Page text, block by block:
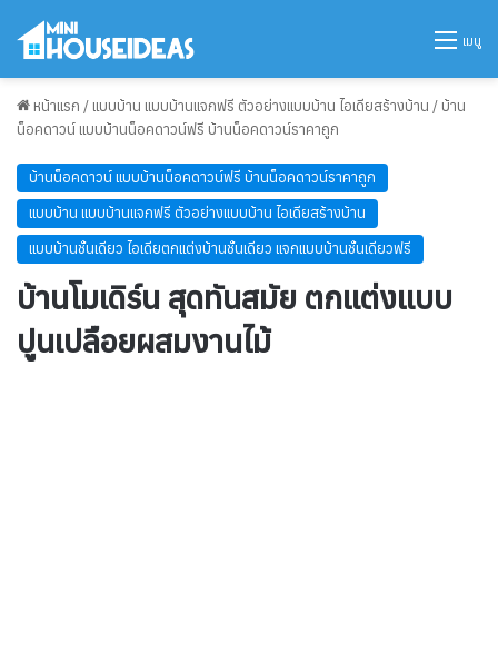
เมนู
หน้าแรก / แบบบ้าน แบบบ้านแจกฟรี ตัวอย่างแบบบ้าน ไอเดียสร้างบ้าน / บ้าน
น็อคดาวน์ แบบบ้านน็อคดาวน์ฟรี บ้านน็อคดาวน์ราคาถูก
บ้านน็อคดาวน์ แบบบ้านน็อคดาวน์ฟรี บ้านน็อคดาวน์ราคาถูก
แบบบ้าน แบบบ้านแจกฟรี ตัวอย่างแบบบ้าน ไอเดียสร้างบ้าน
แบบบ้านชั้นเดียว ไอเดียตกแต่งบ้านชั้นเดียว แจกแบบบ้านชั้นเดียวฟรี
บ้านโมเดิร์น สุดทันสมัย ตกแต่งแบบ
ปูนเปลือยผสมงานไม้